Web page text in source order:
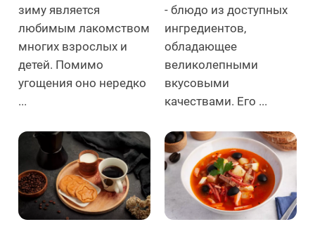
зиму является
любимым лакомством
многих взрослых и
детей. Помимо
угощения оно нередко
...
- блюдо из доступных
ингредиентов,
обладающее
великолепными
вкусовыми
качествами. Его ...